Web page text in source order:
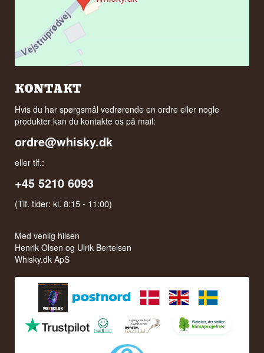
KONTAKT
Hvis du har spørgsmål vedrørende en ordre eller nogle
produkter kan du kontakte os på mail:
ordre@whisky.dk
eller tlf.:
+45 5210 6093
(Tlf. tider: kl. 8:15 - 11:00)
Med venlig hilsen
Henrik Olsen og Ulrik Bertelsen
Whisky.dk ApS